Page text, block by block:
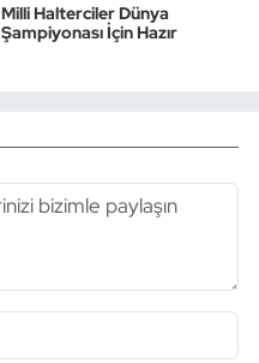
Milli Halterciler Dünya
Şampiyonası İçin Hazır